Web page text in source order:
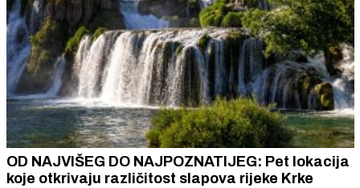
OD NAJVIŠEG DO NAJPOZNATIJEG: Pet lokacija
koje otkrivaju različitost slapova rijeke Krke